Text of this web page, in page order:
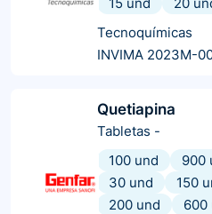
Tecnoquímicas
INVIMA 2023M-
Quetiapina
Tabletas -
100 und
900
30 und
150
200 und
600